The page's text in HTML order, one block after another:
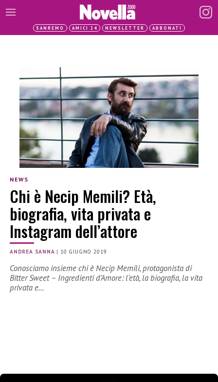
SANREMO AMICI 24 NEWSLETTER ABBONATI
NEWS
Chi è Necip Memili? Età,
biografia, vita privata e
Instagram dell’attore
ANDREA SANNA | 10 GIUGNO 2019
Conosciamo insieme chi è Necip Memili, protagonista di
Bitter Sweet – Ingredienti d’Amore: l’età, la biografia, la vita
privata e…